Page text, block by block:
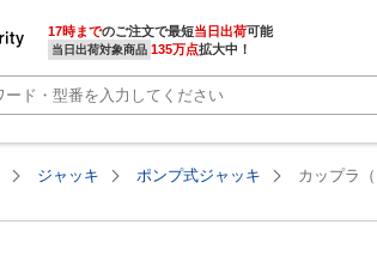
17時までのご注文で最短当日出荷
当日出荷対象商品 135万点拡大中！
ジャッキ ポンプ式ジャッキ カップラ